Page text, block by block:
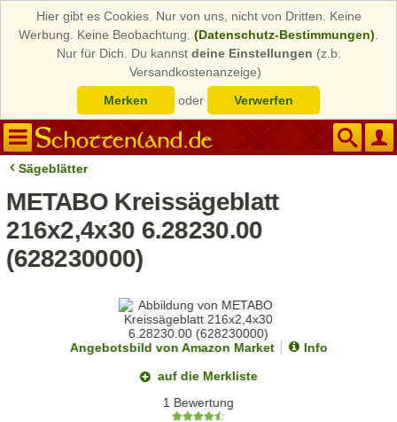
Hier gibt es Cookies. Nur von uns, nicht von Dritten. Keine
Werbung. Keine Beobachtung. (Datenschutz-Bestimmungen)
Nur für Dich. Du kannst deine Einstellungen (z.b.
Versandkostenanzeige)
Merken
oder Verwerfen
Sägeblätter
METABO Kreissägeblatt
216x2,4x30 6.28230.00
(628230000)
Angebotsbild von Amazon Market
Info
auf die Merkliste
1 Bewertung